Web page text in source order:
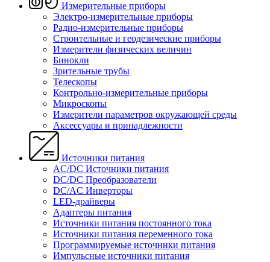
Измерительные приборы
Электро-измерительные приборы
Радио-измерительные приборы
Строительные и геодезические приборы
Измерители физических величин
Бинокли
Зрительные трубы
Телескопы
Контрольно-измерительные приборы
Микроскопы
Измерители параметров окружающей среды
Аксессуары и принадлежности
Источники питания
AC/DC Источники питания
DC/DC Преобразователи
DC/AC Инверторы
LED-драйверы
Адаптеры питания
Источники питания постоянного тока
Источники питания переменного тока
Программируемые источники питания
Импульсные источники питания